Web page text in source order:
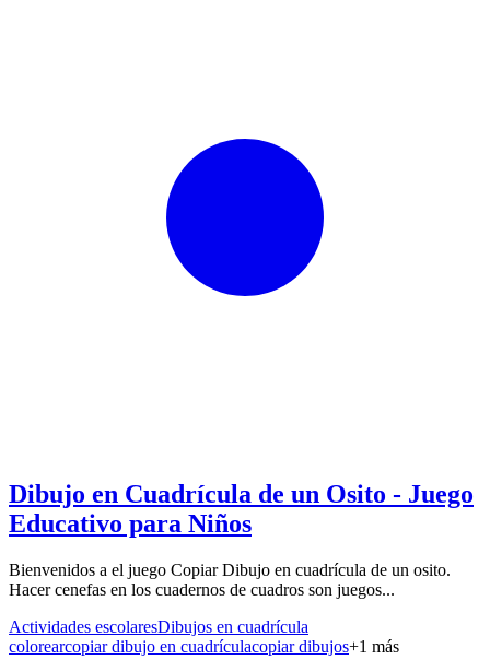
Dibujo en Cuadrícula de un Osito - Juego
Educativo para Niños
Bienvenidos a el juego Copiar Dibujo en cuadrícula de un osito.
Hacer cenefas en los cuadernos de cuadros son juegos...
Actividades escolaresDibujos en cuadrícula
colorearcopiar dibujo en cuadrículacopiar dibujos+1 más